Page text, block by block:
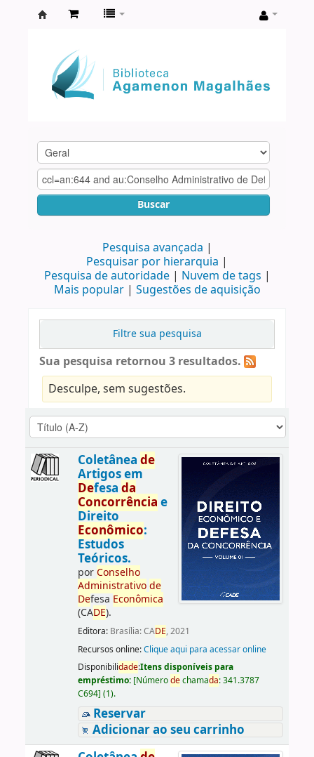
Agamenon
Magalhães
Buscar
Pesquisa avançada
Pesquisar por hierarquia
Pesquisa de autoridade
Nuvem de tags
Mais popular
Sugestões de aquisição
Filtre sua pesquisa
Sua pesquisa retornou 3 resultados.
Desculpe, sem sugestões.
Coletânea de
Artigos em
Defesa da
Concorrência e
Direito
Econômico:
Estudos
Teóricos.
porConselho
Administrativo de
Defesa Econômica
(CADE).
Editora: Brasília: CADE, 2021
Recursos online:Clique aqui para acessar online
Disponibilidade:Itens disponíveis para
empréstimo: [Númerodechamada:341.3787
C694] (1).
Reservar
Adicionar ao seu carrinho